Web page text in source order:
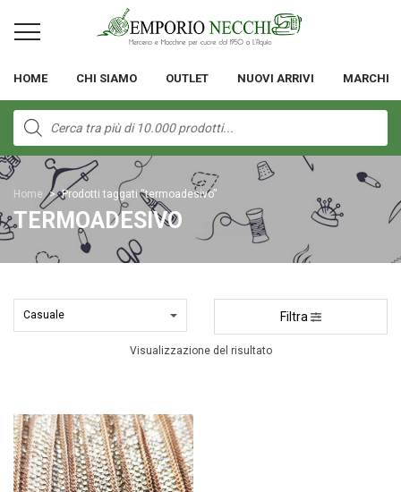
HOME CHI SIAMO OUTLET NUOVI ARRIVI MARCHI
Products
search
Home > Prodotti taggati “termoadesivo”
TERMOADESIVO
Filtra
Visualizzazione del risultato